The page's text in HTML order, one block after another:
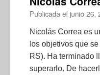
Publicada el junio 26,
Nicolás Correa es
los objetivos que
RS). Ha terminado
superarlo. De